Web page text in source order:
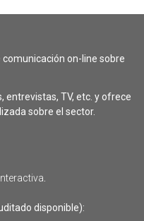
comunicación on-line sobre
entrevistas, TV, etc. y ofrece
sobre el sector.
disponible):